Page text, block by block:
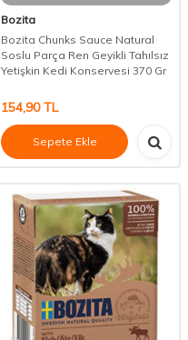
Bozita
Bozita Chunks Sauce Natural
Soslu Parça Ren Geyikli Tahılsız
Yetişkin Kedi Konservesi 370 Gr
154,90TL
Sepete Ekle